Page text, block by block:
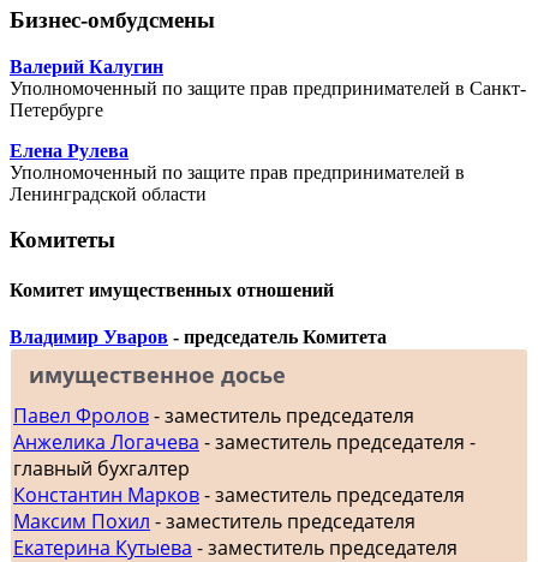
Бизнес-омбудсмены
Валерий Калугин
Уполномоченный по защите прав предпринимателей в Санкт-
Петербурге
Елена Рулева
Уполномоченный по защите прав предпринимателей в
Ленинградской области
Комитеты
Комитет имущественных отношений
Владимир Уваров - председатель Комитета
имущественное досье
Павел Фролов- заместитель председателя
Анжелика Логачева - заместитель председателя -
главный бухгалтер
Константин Марков- заместитель председателя
Максим Похил - заместитель председателя
Екатерина Кутыева - заместитель председателя